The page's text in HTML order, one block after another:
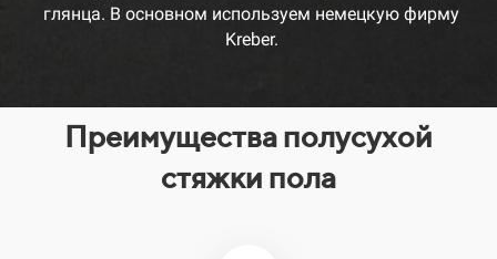
глянца. В основном используем немецкую фирму
Kreber.
Преимущества полусухой
стяжки пола